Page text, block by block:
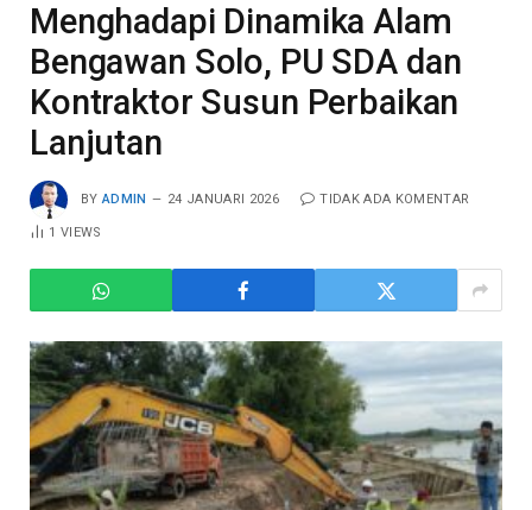
Menghadapi Dinamika Alam
Bengawan Solo, PU SDA dan
Kontraktor Susun Perbaikan
Lanjutan
BY ADMIN 24 JANUARI 2026 TIDAK ADA KOMENTAR
1VIEWS